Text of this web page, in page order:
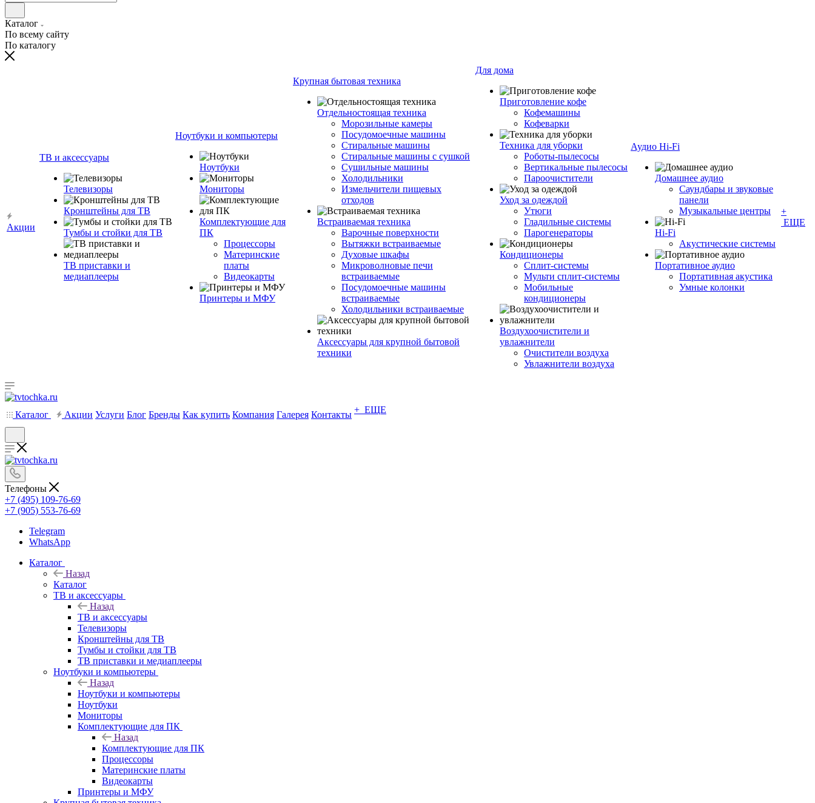
Каталог
По всему сайту
По каталогу
Акции
ТВ и аксессуары
Телевизоры
Кронштейны для ТВ
Тумбы и стойки для ТВ
ТВ приставки и
медиаплееры
Ноутбуки и компьютеры
Ноутбуки
Мониторы
Комплектующие для
ПК
Процессоры
Материнские
платы
Видеокарты
Принтеры и МФУ
Крупная бытовая техника
Отдельностоящая техника
Морозильные камеры
Посудомоечные машины
Стиральные машины
Стиральные машины с сушкой
Сушильные машины
Холодильники
Измельчители пищевых
отходов
Встраиваемая техника
Варочные поверхности
Вытяжки встраиваемые
Духовые шкафы
Микроволновые печи
встраиваемые
Посудомоечные машины
встраиваемые
Холодильники встраиваемые
Аксессуары для крупной бытовой
техники
Для дома
Приготовление кофе
Кофемашины
Кофеварки
Техника для уборки
Роботы-пылесосы
Вертикальные пылесосы
Пароочистители
Уход за одеждой
Утюги
Гладильные системы
Парогенераторы
Кондиционеры
Сплит-системы
Мульти сплит-системы
Мобильные
кондиционеры
Воздухоочистители и
увлажнители
Очистители воздуха
Увлажнители воздуха
Аудио Hi-Fi
Домашнее аудио
Саундбары и звуковые
панели
Музыкальные центры
Hi-Fi
Акустические системы
Портативное аудио
Портативная акустика
Умные колонки
+
ЕЩЕ
Каталог Акции Услуги Блог Бренды Как купить Компания Галерея Контакты + ЕЩЕ
Телефоны
+7 (495) 109-76-69
+7 (905) 553-76-69
Telegram
WhatsApp
Каталог
Назад
Каталог
ТВ и аксессуары
Назад
ТВ и аксессуары
Телевизоры
Кронштейны для ТВ
Тумбы и стойки для ТВ
ТВ приставки и медиаплееры
Ноутбуки и компьютеры
Назад
Ноутбуки и компьютеры
Ноутбуки
Мониторы
Комплектующие для ПК
Назад
Комплектующие для ПК
Процессоры
Материнские платы
Видеокарты
Принтеры и МФУ